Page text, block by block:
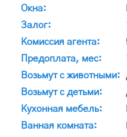
Окна:
Залог:
Комиссия агента:
Предоплата, мес:
Возьмут с животными:
Возьмут с детьми:
Кухонная мебель:
Ванная комната: